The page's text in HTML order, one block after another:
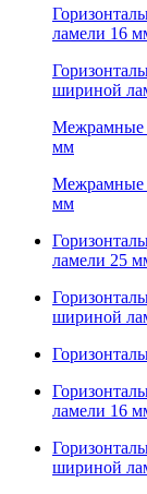
ламели 16
шириной
Межрамные
мм
Межрамные
мм
ламели 25
шириной
ламели 16
шириной